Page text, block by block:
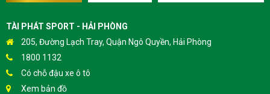
TÀI PHÁT SPORT - HẢI PHÒNG
205, Đường Lạch Tray, Quận Ngô Quyền, Hải Phòng
1800 1132
Có chỗ đậu xe ô tô
Xem bản đồ